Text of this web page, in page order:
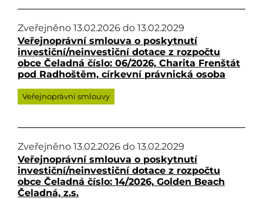
Zveřejněno 13.02.2026 do 13.02.2029
Veřejnoprávní smlouva o poskytnutí
investiční/neinvestiční dotace z rozpočtu
obce Čeladná číslo: 06/2026, Charita Frenštát
pod Radhoštěm, církevní právnická osoba
Veřejnoprávní smlouvy
Zveřejněno 13.02.2026 do 13.02.2029
Veřejnoprávní smlouva o poskytnutí
investiční/neinvestiční dotace z rozpočtu
obce Čeladná číslo: 14/2026, Golden Beach
Čeladná, z.s.